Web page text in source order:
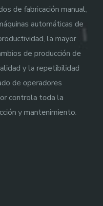
de fabricación manual,
automáticas de
la mayor
de producción de
y la repetibilidad
de operadores
controla toda la
y mantenimiento.